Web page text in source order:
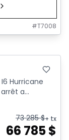
#T7008
Hurricane
a...
73 285$+ tx
66 785$